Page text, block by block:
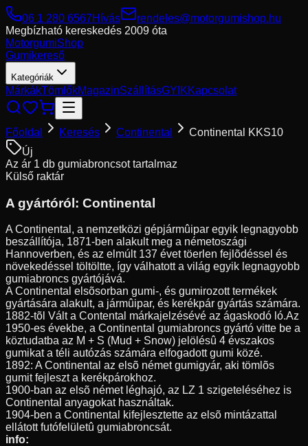
06 1 280 6567Hívás
rendeles@motorgumishop.hu
Megbízható kereskedés 2009 óta
MotorgumiShop
Gumikereső
Kategóriák
MárkákTömlőkMagazinSzállításGYIKKapcsolat
Főoldal Keresés Continental
Continental KKS10
Új
Az ár 1 db gumiabroncsot tartalmaz
Külső raktár
A gyártóról: Continental
A Continental, a nemzetközi gépjármûipar egyik legnagyobb
beszállítója, 1871-ben alakult meg a németoszági
Hannoverben, és az elmúlt 137 évet töerlen fejlõdéssel és
növekedéssel töltöltte, így válhatott a világ egyik legnagyobb
gumiabroncs gyártójává.
A Continental elsõsorban gumi-, és gumirozott termékek
gyártására alakult, a jármûipar, és kerékpár gyártás számára.
1882-tõl Vált a Contental márkajelzésévé az ágaskodó ló.Az
1950-es évekbe, a Continental gumiabroncs gyártó vitte be a
köztudatba az M + S (Mud + Snow) jelölésû 4 évszakos
gumikat a téli autózás számára elfogadott gumi közé.
1892: A Continental az elsõ német gumigyár, aki tömlõs
gumit fejleszt a kerékpárokhoz.
1900-ban az elsõ német léghajó, az LZ 1 szigeteléséhez is
Continental anyagokat használtak.
1904-ben a Continental kifejlesztette az elsõ mintázattal
ellátott futófelületû gumiabroncsát.
info: